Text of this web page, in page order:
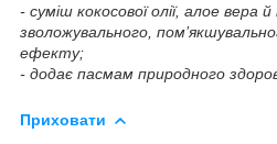
- суміш кокосової олії, алое вера
зволожувального,
ефекту;
- додає пасмам природного
Приховати